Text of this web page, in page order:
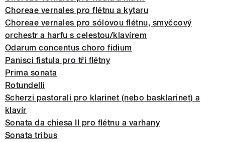
Choreae vernales pro flétnu a kytaru
Choreae vernales pro sólovou flétnu, smyčcový
orchestr a harfu s celestou/klavírem
Odarum concentus choro fidium
Panisci fistula pro tři flétny
Prima sonata
Rotundelli
Scherzi pastorali pro klarinet (nebo basklarinet) a
klavír
Sonata da chiesa II pro flétnu a varhany
Sonata tribus